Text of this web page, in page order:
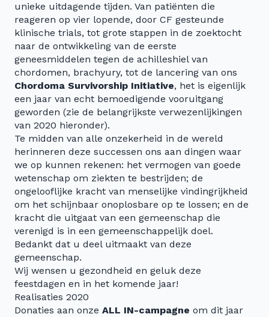
unieke uitdagende tijden. Van patiënten die
reageren op vier lopende, door CF gesteunde
klinische trials, tot grote stappen in de zoektocht
naar de ontwikkeling van de eerste
geneesmiddelen tegen de achilleshiel van
chordomen, brachyury, tot de lancering van ons
Chordoma Survivorship Initiative, het is eigenlijk
een jaar van echt bemoedigende vooruitgang
geworden (zie de belangrijkste verwezenlijkingen
van 2020 hieronder).
Te midden van alle onzekerheid in de wereld
herinneren deze successen ons aan dingen waar
we op kunnen rekenen: het vermogen van goede
wetenschap om ziekten te bestrijden; de
ongelooflijke kracht van menselijke vindingrijkheid
om het schijnbaar onoplosbare op te lossen; en de
kracht die uitgaat van een gemeenschap die
verenigd is in een gemeenschappelijk doel.
Bedankt dat u deel uitmaakt van deze
gemeenschap.
Wij wensen u gezondheid en geluk deze
feestdagen en in het komende jaar!
Realisaties 2020
Donaties aan onze ALL IN-campagne om dit jaar